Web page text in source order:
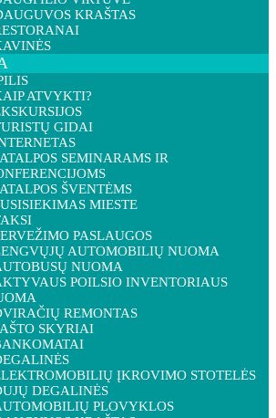
KRAŠTAS
ATVYKTI?
GIDAI
SEMINARAMS IR
ŠVENTĖMS
MIESTE
PASLAUGOS
AUTOMOBILIŲ NUOMA
NUOMA
POILSIO INVENTORIAUS
REMONTAS
SKYRIAI
ĮKROVIMO STOTELĖS
DEGALINĖS
PLOVYKLOS